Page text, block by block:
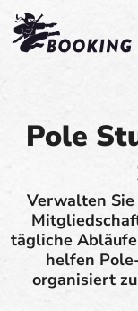
Pole
Verwalten Sie
tägliche
helfen
organisiert